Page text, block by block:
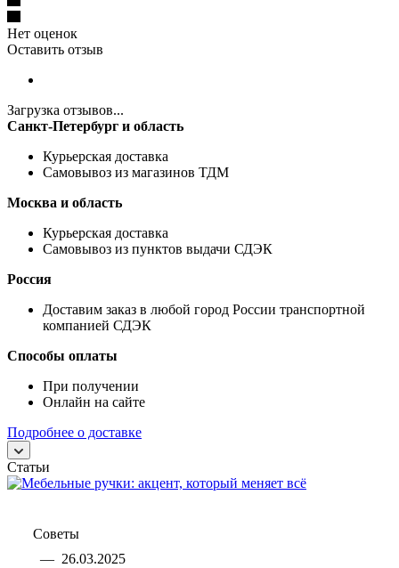
Нет оценок
Оставить отзыв
Загрузка отзывов...
Санкт-Петербург и область
Курьерская доставка
Самовывоз из магазинов ТДМ
Москва и область
Курьерская доставка
Самовывоз из пунктов выдачи СДЭК
Россия
Доставим заказ в любой город России транспортной
компанией СДЭК
Способы оплаты
При получении
Онлайн на сайте
Подробнее о доставке
Статьи
Советы
— 26.03.2025